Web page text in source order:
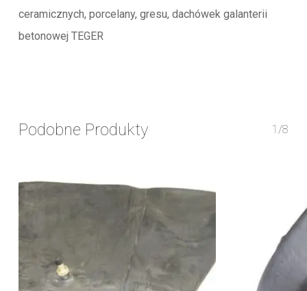
ceramicznych, porcelany, gresu, dachówek galanterii
betonowej TEGER
Podobne Produkty 1/8